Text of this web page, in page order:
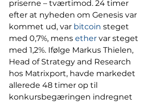
priserne – tværtimod. 24 timer
efter at nyheden om Genesis var
kommet ud, var bitcoin steget
med 0,7%, mens ether var steget
med 1,2%. Ifølge Markus Thielen,
Head of Strategy and Research
hos Matrixport, havde markedet
allerede 48 timer op til
konkursbegæringen indregnet